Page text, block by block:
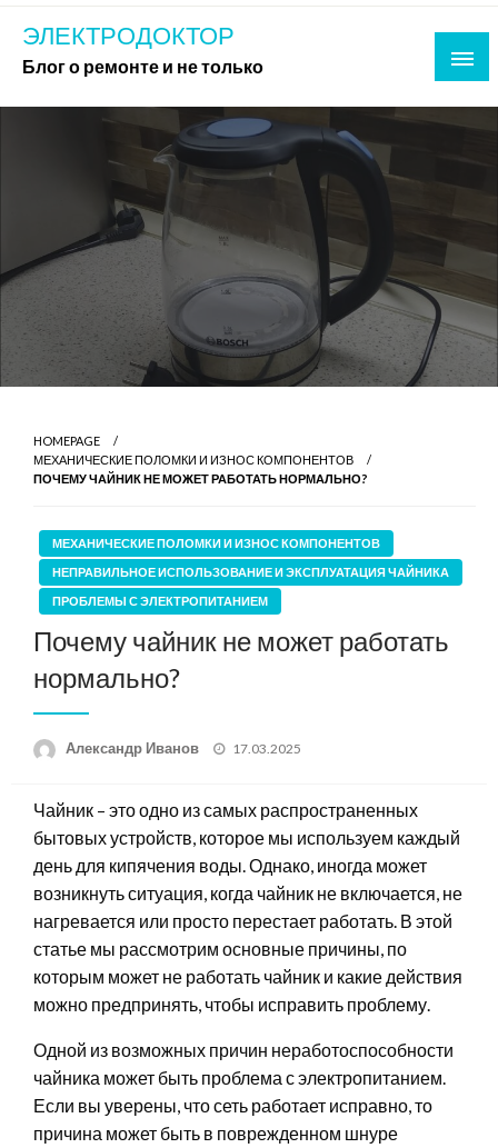
Skip
content
ЭЛЕКТРОДОКТОР
Блог о ремонте и не только
HOMEPAGE
МЕХАНИЧЕСКИЕ ПОЛОМКИ И ИЗНОС КОМПОНЕНТОВ
ПОЧЕМУ ЧАЙНИК НЕ МОЖЕТ РАБОТАТЬ НОРМАЛЬНО?
МЕХАНИЧЕСКИЕ ПОЛОМКИ И ИЗНОС КОМПОНЕНТОВ
НЕПРАВИЛЬНОЕ ИСПОЛЬЗОВАНИЕ И ЭКСПЛУАТАЦИЯ ЧАЙНИКА
ПРОБЛЕМЫ С ЭЛЕКТРОПИТАНИЕМ
Почему чайник не может работать
нормально?
Александр Иванов
Posted
17.03.2025
Чайник – это одно из самых распространенных
бытовых устройств, которое мы используем каждый
день для кипячения воды. Однако, иногда может
возникнуть ситуация, когда чайник не включается, не
нагревается или просто перестает работать. В этой
статье мы рассмотрим основные причины, по
которым может не работать чайник и какие действия
можно предпринять, чтобы исправить проблему.
Одной из возможных причин неработоспособности
чайника может быть проблема с электропитанием.
Если вы уверены, что сеть работает исправно, то
причина может быть в поврежденном шнуре